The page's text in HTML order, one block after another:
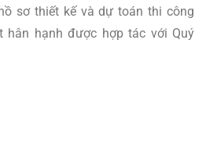
sơ thiết kế và dự toán thi công
hân hạnh được hợp tác với Quý